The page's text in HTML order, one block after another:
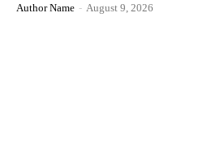
Author Name - August 9, 2026